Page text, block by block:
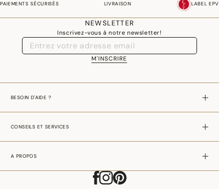
PAIEMENTS SÉCURISÉS LIVRAISON LABEL EPV
NEWSLETTER
Inscrivez-vous à notre newsletter!
M'INSCRIRE
BESOIN D'AIDE ?
CONSEILS ET SERVICES
A PROPOS